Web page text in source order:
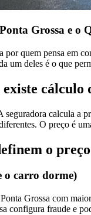
Grossa e o
por quem pensa em
um deles é o que
cálculo
calcula a
O preço é
o
o carro dorme)
Grossa com
configura fraude e